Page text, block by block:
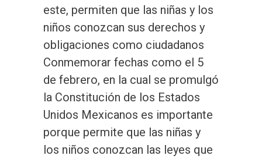
este, permiten que las niñas y los
niños conozcan sus derechos y
obligaciones como ciudadanos
Conmemorar fechas como el 5
de febrero, en la cual se promulgó
la Constitución de los Estados
Unidos Mexicanos es importante
porque permite que las niñas y
los niños conozcan las leyes que